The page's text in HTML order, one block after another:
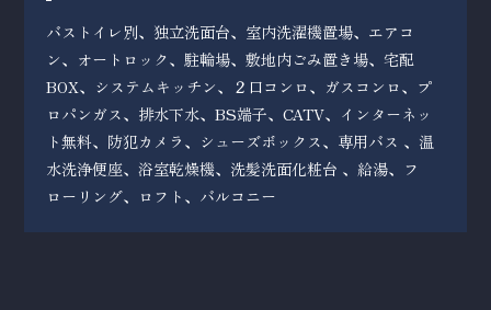
バストイレ別、独立洗面台、室内洗濯機置場、エアコ
ン、オートロック、駐輪場、敷地内ごみ置き場、宅配
BOX、システムキッチン、２口コンロ、ガスコンロ、プ
ロパンガス、排水下水、BS端子、CATV、インターネッ
ト無料、防犯カメラ、シューズボックス、専用バス 、温
水洗浄便座、浴室乾燥機、洗髪洗面化粧台 、給湯、フ
ローリング、ロフト、バルコニー